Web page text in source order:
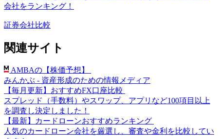
会社をランキング！
証券会社比較
関連サイト
AMBAの【株価予想】
みんかぶ - 資産形成のための情報メディア
【毎月更新】おすすめFX口座比較
スプレッド（手数料）やスワップ、アプリなど100項目以上
を調査し決定しました！
【最新】カードローンおすすめランキング
人気のカードローン会社を厳選し、審査や金利を比較してい